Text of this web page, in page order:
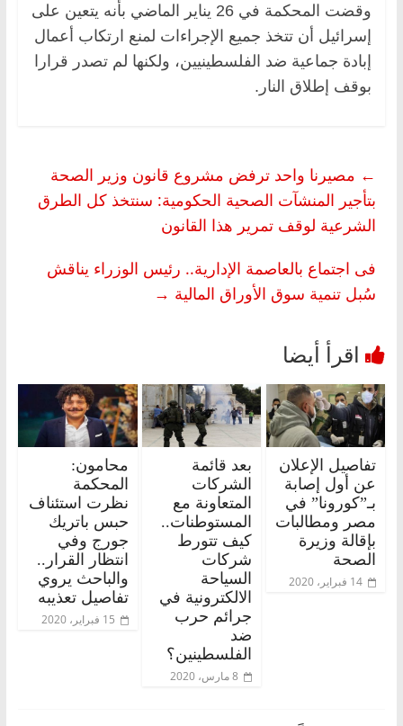
وقضت المحكمة في 26 يناير الماضي بأنه يتعين على
إسرائيل أن تتخذ جميع الإجراءات لمنع ارتكاب أعمال
إبادة جماعية ضد الفلسطينيين، ولكنها لم تصدر قرارا
بوقف إطلاق النار.
← مصيرنا واحد ترفض مشروع قانون وزير الصحة
بتأجير المنشآت الصحية الحكومية: سنتخذ كل الطرق
الشرعية لوقف تمرير هذا القانون
فى اجتماع بالعاصمة الإدارية.. رئيس الوزراء يناقش
سُبل تنمية سوق الأوراق المالية →
تفاصيل الإعلان
عن أول إصابة
بـ”كورونا” في
مصر ومطالبات
بإقالة وزيرة
الصحة
14 فبراير، 2020
بعد قائمة
الشركات
المتعاونة مع
المستوطنات..
كيف تتورط
شركات
السياحة
الالكترونية في
جرائم حرب
ضد
الفلسطينين؟
8 مارس، 2020
محامون:
المحكمة
نظرت استئناف
حبس باتريك
جورج وفي
انتظار القرار..
والباحث يروي
تفاصيل تعذيبه
15 فبراير، 2020